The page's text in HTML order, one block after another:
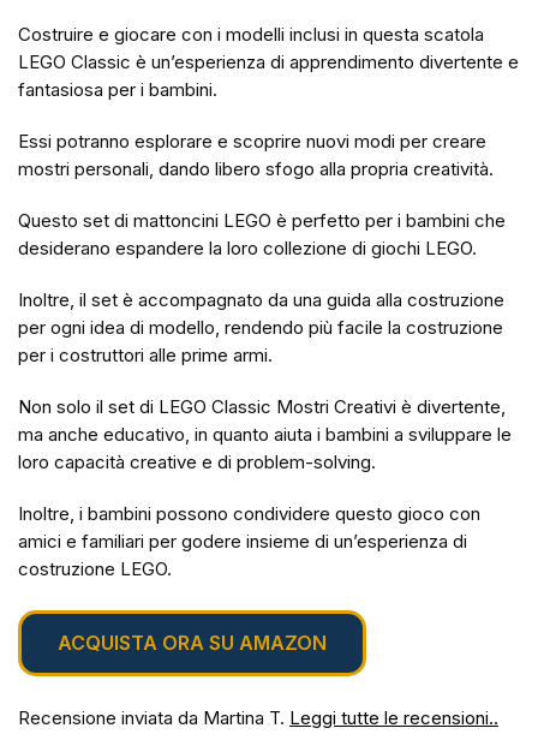
Costruire e giocare con i modelli inclusi in questa scatola
LEGO Classic è un’esperienza di apprendimento divertente e
fantasiosa per i bambini.
Essi potranno esplorare e scoprire nuovi modi per creare
mostri personali, dando libero sfogo alla propria creatività.
Questo set di mattoncini LEGO è perfetto per i bambini che
desiderano espandere la loro collezione di giochi LEGO.
Inoltre, il set è accompagnato da una guida alla costruzione
per ogni idea di modello, rendendo più facile la costruzione
per i costruttori alle prime armi.
Non solo il set di LEGO Classic Mostri Creativi è divertente,
ma anche educativo, in quanto aiuta i bambini a sviluppare le
loro capacità creative e di problem-solving.
Inoltre, i bambini possono condividere questo gioco con
amici e familiari per godere insieme di un’esperienza di
costruzione LEGO.
ACQUISTA ORA SU AMAZON
Recensione inviata da Martina T. Leggi tutte le recensioni..